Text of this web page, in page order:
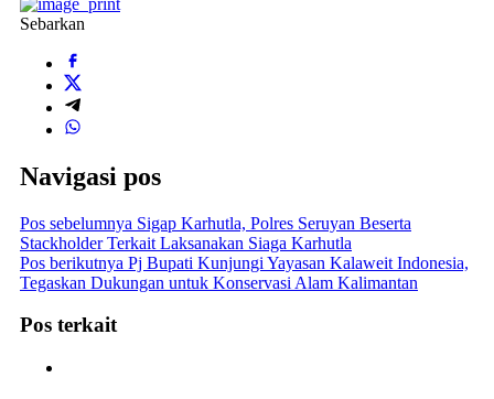
Sebarkan
Navigasi pos
Pos sebelumnya Sigap Karhutla, Polres Seruyan Beserta
Stackholder Terkait Laksanakan Siaga Karhutla
Pos berikutnya Pj Bupati Kunjungi Yayasan Kalaweit Indonesia,
Tegaskan Dukungan untuk Konservasi Alam Kalimantan
Pos terkait